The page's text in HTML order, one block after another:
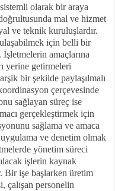
olarak bir araya
mal ve hizmet
ve teknik kuruluşlardır.
için belli bir
amaçlarına
yerine getirmeleri
bir şekilde paylaşılmalı
çerçevesinde
sağlayan süreç ise
gerçekleştirmek için
sağlama ve amaca
ve denetim olmak
yönetim süreci
işlerin kaynak
Bir işe başlarken üretim
çalışan personelin